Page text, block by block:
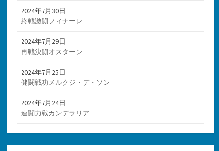
2024年7月30日
終戦激闘フィナーレ
2024年7月29日
再戦決闘オスターン
2024年7月25日
健闘戦功メルクジ・デ・ソン
2024年7月24日
連闘力戦カンデラリア